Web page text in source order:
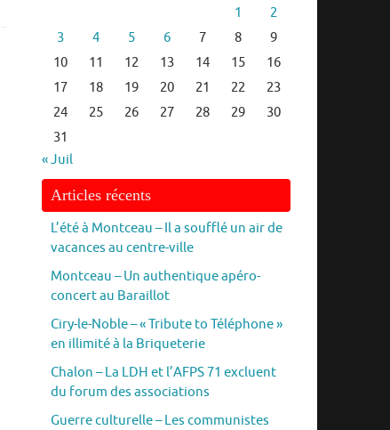
1
2
3
4 5 6 7 8
9
10
11 12 13 14 15
16
17
18 19 20 21 22
23
24
25 26 27 28 29
30
31
« Juil
Articles récents
L’été à Montceau – Il a soufflé un air de
vacances au centre-ville
Montceau – Un authentique apéro-
concert au Baraillot
Ciry-le-Noble – « Tribute to Téléphone »
en illimité à la Briqueterie
Chalon – La LDH et l’AFPS 71 excluent
du forum des associations
Guerre culturelle – Les communistes